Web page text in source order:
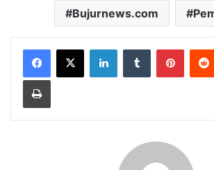
Bujurnews.com
LinkedInTumblr
Print